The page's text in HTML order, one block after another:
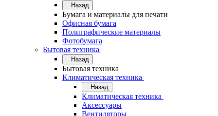
Назад
Бумага и материалы для печати
Офисная бумага
Полиграфические материалы
Фотобумага
Бытовая техника
Назад
Бытовая техника
Климатическая техника
Назад
Климатическая техника
Аксессуары
Вентиляторы